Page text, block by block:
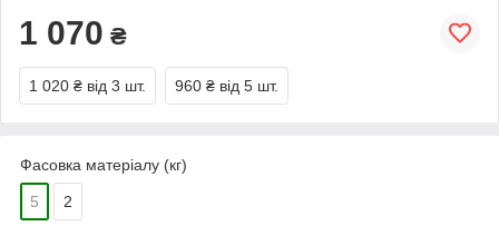
1 070 ₴
1 020 ₴ від 3 шт. 960 ₴ від 5 шт.
Фасовка матеріалу (кг)
5 2